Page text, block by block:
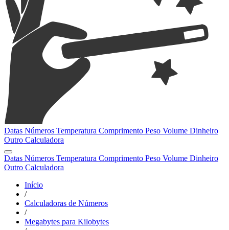
Datas Números Temperatura Comprimento Peso Volume Dinheiro
Outro Calculadora
Datas Números Temperatura Comprimento Peso Volume Dinheiro
Outro Calculadora
Início
/
Calculadoras de Números
/
Megabytes para Kilobytes